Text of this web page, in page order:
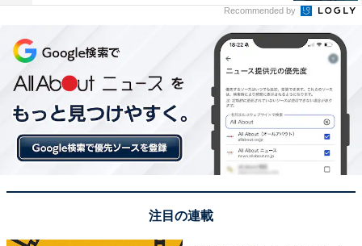
（画像出典：高田万由子さん公式Webページ
同率1位に輝いたのは、東京大学文学部出身の高田万由
子さんです。歴史ある名家出身というバックグラウンド
Recommended by
注目の連載